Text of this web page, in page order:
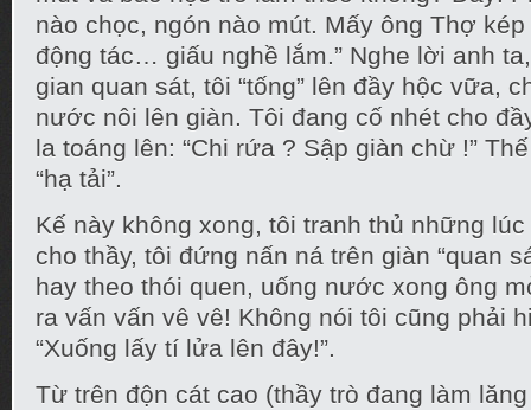
nào chọc, ngón nào mút. Mấy ông Thợ
động tác… giấu nghề lắm.” Nghe lời anh
gian quan sát, tôi “tống” lên đầy hộc vữa,
nước nôi lên giàn. Tôi đang cố nhét cho
la toáng lên: “Chi rứa ? Sập giàn chừ !”
“hạ tải”.
Kế này không xong, tôi tranh thủ những
cho thầy, tôi đứng nấn ná trên giàn “quan
hay theo thói quen, uống nước xong ông
ra vấn vấn vê vê! Không nói tôi cũng phải
“Xuống lấy tí lửa lên đây!”.
Từ trên độn cát cao (thầy trò đang làm